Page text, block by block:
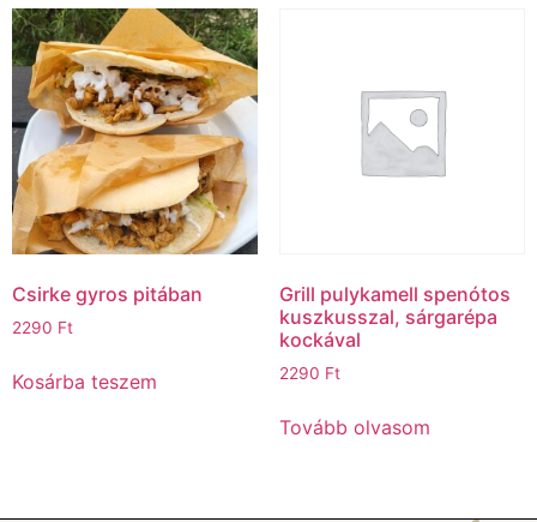
Csirke gyros pitában
2290 Ft
Kosárba teszem
Grill pulykamell spenótos
kuszkusszal, sárgarépa
kockával
2290 Ft
Tovább olvasom